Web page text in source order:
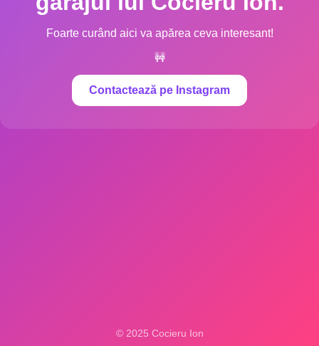
Foarte curând aici va apărea ceva interesant!
🚧
Contactează pe Instagram
© 2025 Cocieru Ion